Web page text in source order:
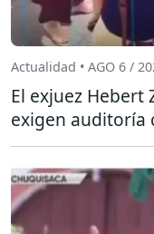
Actualidad • AGO 6 /
El exjuez Hebert
exigen auditoría